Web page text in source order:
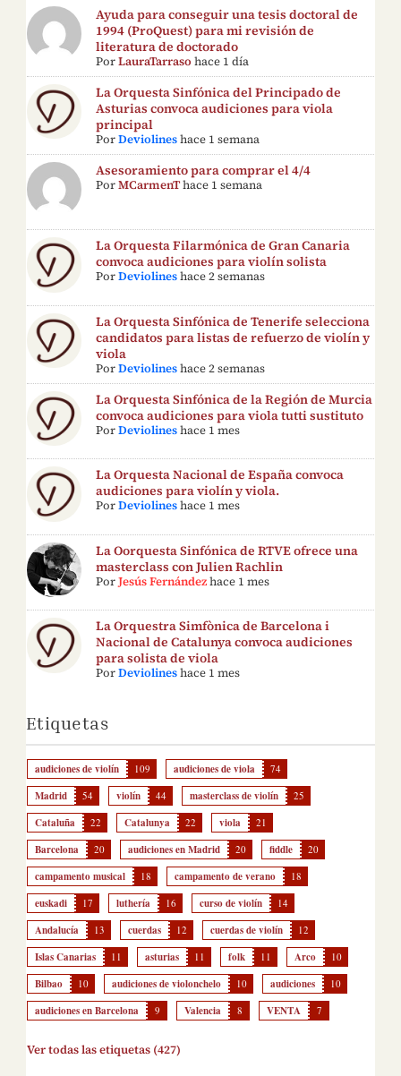
Ayuda para conseguir una tesis doctoral de
1994 (ProQuest) para mi revisión de
literatura de doctorado
PorLauraTarraso hace 1 día
La Orquesta Sinfónica del Principado de
Asturias convoca audiciones para viola
principal
PorDeviolines hace 1 semana
Asesoramiento para comprar el 4/4
PorMCarmenThace 1 semana
La Orquesta Filarmónica de Gran Canaria
convoca audiciones para violín solista
PorDeviolines hace 2 semanas
La Orquesta Sinfónica de Tenerife selecciona
candidatos para listas de refuerzo de violín y
viola
PorDeviolines hace 2 semanas
La Orquesta Sinfónica de la Región de Murcia
convoca audiciones para viola tutti sustituto
PorDeviolines hace 1 mes
La Orquesta Nacional de España convoca
audiciones para violín y viola.
PorDeviolines hace 1 mes
La Oorquesta Sinfónica de RTVE ofrece una
masterclass con Julien Rachlin
PorJesús Fernández hace 1 mes
La Orquestra Simfònica de Barcelona i
Nacional de Catalunya convoca audiciones
para solista de viola
PorDeviolines hace 1 mes
Etiquetas
audiciones de violín 109 audiciones de viola 74
Madrid 54 violín 44 masterclass de violín 25
Cataluña 22 Catalunya 22 viola 21
Barcelona 20 audiciones en Madrid 20 fiddle 20
campamento musical 18 campamento de verano 18
euskadi 17 luthería 16 curso de violín 14
Andalucía 13 cuerdas 12 cuerdas de violín 12
Islas Canarias 11 asturias 11 folk 11 Arco 10
Bilbao 10 audiciones de violonchelo 10 audiciones 10
audiciones en Barcelona 9 Valencia 8 VENTA 7
Ver todas las etiquetas (427)